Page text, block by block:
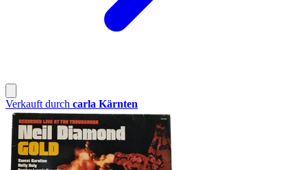
Verkauft durch carla Kärnten